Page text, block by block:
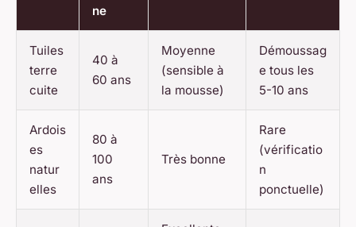
ne
Tuiles
terre
cuite
40 à
60 ans
Moyenne
(sensible à
la mousse)
Démoussag
e tous les
5-10 ans
Ardois
es
natur
elles
80 à
100
ans
Très bonne
Rare
(vérificatio
n
ponctuelle)